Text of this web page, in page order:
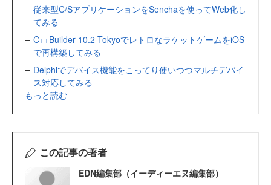
従来型C/SアプリケーションをSenchaを使ってWeb化し
てみる
C++Builder 10.2 TokyoでレトロなラケットゲームをiOS
で再構築してみる
Delphiでデバイス機能をこってり使いつつマルチデバイ
ス対応してみる
もっと読む
この記事の著者
EDN編集部（イーディーエヌ編集部）